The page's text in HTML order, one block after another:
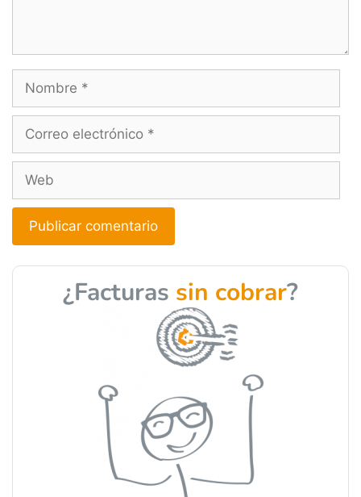
A
¿Facturas sin cobrar?